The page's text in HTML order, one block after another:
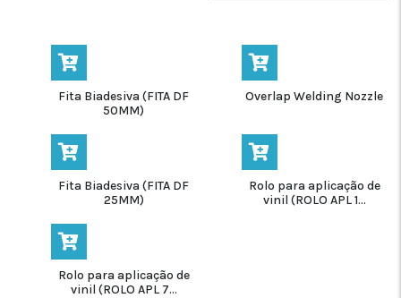
Fita Biadesiva (FITA DF
50MM)
Overlap Welding Nozzle
Fita Biadesiva (FITA DF
25MM)
Rolo para aplicação de
vinil (ROLO APL 1...
Rolo para aplicação de
vinil (ROLO APL 7...